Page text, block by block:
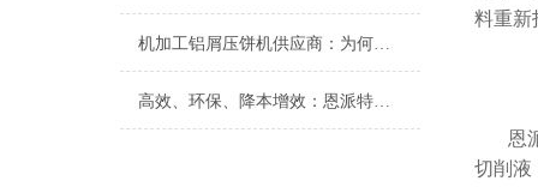
机加工铝屑压饼机供应商：为何恩派特是您的优选合作伙伴
高效、环保、降本增效：恩派特机加工铝屑压饼机在汽车制造行业的应用
料重新
恩
切削液